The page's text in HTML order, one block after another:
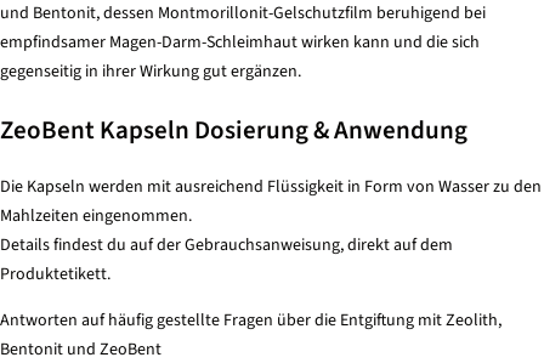
und Bentonit, dessen Montmorillonit-Gelschutzfilm beruhigend bei
empfindsamer Magen-Darm-Schleimhaut wirken kann und die sich
gegenseitig in ihrer Wirkung gut ergänzen.
ZeoBent Kapseln Dosierung & Anwendung
Die Kapseln werden mit ausreichend Flüssigkeit in Form von Wasser zu den
Mahlzeiten eingenommen.
Details findest du auf der Gebrauchsanweisung, direkt auf dem
Produktetikett.
Antworten auf häufig gestellte Fragen über die Entgiftung mit Zeolith,
Bentonit und ZeoBent